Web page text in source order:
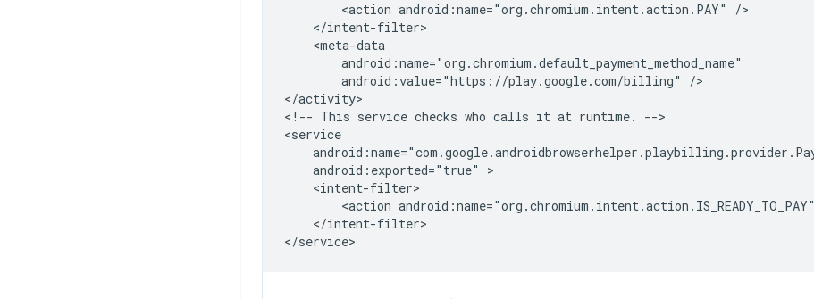
<action android:name="org.chromium.intent.action.PAY"
android:value="https://play.google.com/billing"
/>
</activity>
<!-- This service checks who calls it at runtime.
-->
android:exported="true"
<action android:name="org.chromium.intent.action.IS_READY_TO_PAY"
</intent-filter>